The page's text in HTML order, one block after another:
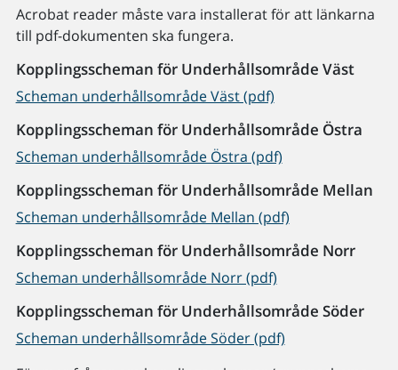
Acrobat reader måste vara installerat för att länkarna
till pdf-dokumenten ska fungera.
Kopplingsscheman för Underhållsområde Väst
Scheman underhållsområde Väst (pdf)
Kopplingsscheman för Underhållsområde Östra
Scheman underhållsområde Östra (pdf)
Kopplingsscheman för Underhållsområde Mellan
Scheman underhållsområde Mellan (pdf)
Kopplingsscheman för Underhållsområde Norr
Scheman underhållsområde Norr (pdf)
Kopplingsscheman för Underhållsområde Söder
Scheman underhållsområde Söder (pdf)